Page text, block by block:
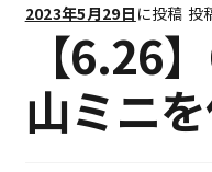
ン
キ
ッ
ス
プ
研修
M9notesのこと
2023年5月29日 に投稿 投
【6.26
山ミニ